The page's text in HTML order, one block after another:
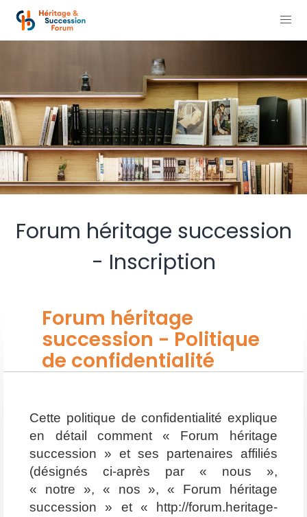
Forum héritage succession
- Inscription
Forum héritage
succession - Politique
de confidentialité
Cette politique de confidentialité explique
en détail comment « Forum héritage
succession » et ses partenaires affiliés
(désignés ci-après par « nous »,
« notre », « nos », « Forum héritage
succession » et « http://forum.heritage-